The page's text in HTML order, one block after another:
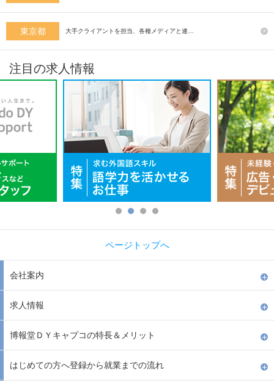
東京都 大手クライアントを担当、各種メディアと連…
注目の求人情報
ページトップへ
会社案内
求人情報
博報堂ＤＹキャプコの特長＆メリット
はじめての方へ登録から就業までの流れ